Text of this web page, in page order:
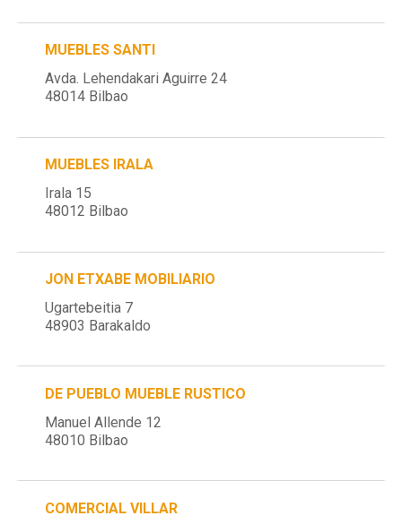
MUEBLES SANTI
Avda. Lehendakari Aguirre 24
48014 Bilbao
MUEBLES IRALA
Irala 15
48012 Bilbao
JON ETXABE MOBILIARIO
Ugartebeitia 7
48903 Barakaldo
DE PUEBLO MUEBLE RUSTICO
Manuel Allende 12
48010 Bilbao
COMERCIAL VILLAR